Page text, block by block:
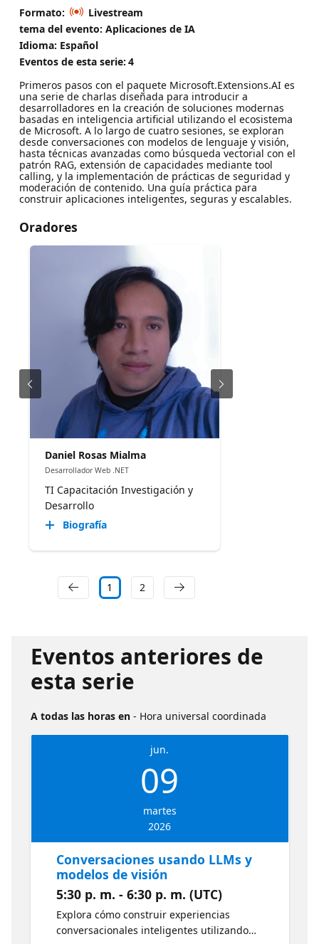
Formato:
Livestream
tema del evento: Aplicaciones de IA
Idioma: Español
Eventos de esta serie: 4
Primeros pasos con el paquete Microsoft.Extensions.AI es
una serie de charlas diseñada para introducir a
desarrolladores en la creación de soluciones modernas
basadas en inteligencia artificial utilizando el ecosistema
de Microsoft. A lo largo de cuatro sesiones, se exploran
desde conversaciones con modelos de lenguaje y visión,
hasta técnicas avanzadas como búsqueda vectorial con el
patrón RAG, extensión de capacidades mediante tool
calling, y la implementación de prácticas de seguridad y
moderación de contenido. Una guía práctica para
construir aplicaciones inteligentes, seguras y escalables.
Oradores
Daniel Rosas Mialma
Desarrollador Web .NET
TI Capacitación Investigación y
Desarrollo
Biografía
1 2
Eventos anteriores de
esta serie
A todas las horas en - Hora universal coordinada
jun.
09
martes
2026
Conversaciones usando LLMs y
modelos de visión
5:30 p. m. - 6:30 p. m. (UTC)
Explora cómo construir experiencias
conversacionales inteligentes utilizando